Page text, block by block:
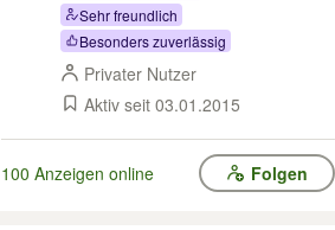
Sehr freundlich
Besonders zuverlässig
Privater Nutzer
Aktiv seit 03.01.2015
100 Anzeigen online Folgen